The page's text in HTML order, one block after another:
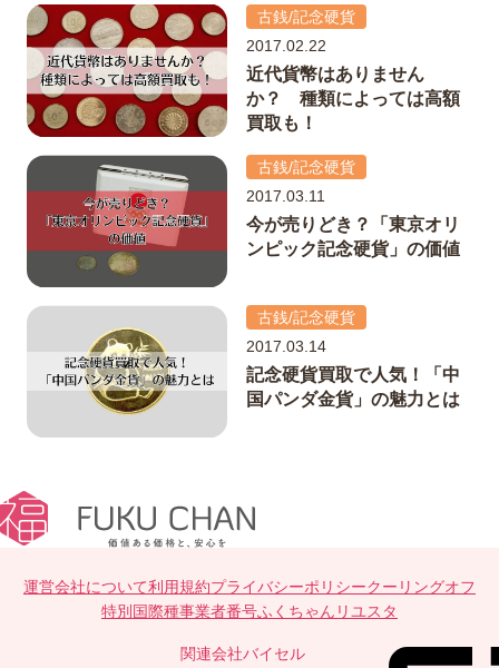
古銭/記念硬貨
2017.02.22
近代貨幣はありません
か？ 種類によっては高額
買取も！
古銭/記念硬貨
2017.03.11
今が売りどき？「東京オリ
ンピック記念硬貨」の価値
古銭/記念硬貨
2017.03.14
記念硬貨買取で人気！「中
国パンダ金貨」の魅力とは
運営会社について利用規約プライバシーポリシークーリングオフ
特別国際種事業者番号ふくちゃんリユスタ
関連会社バイセル